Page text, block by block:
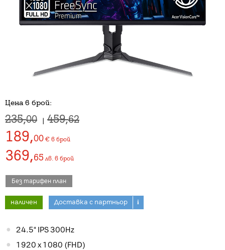
Цена в брой:
235,00 | 459,62
189,00 € в брой
369,65 лв. в брой
Без тарифен план
наличен Доставка с партньор i
24.5" IPS 300Hz
1920 x 1080 (FHD)